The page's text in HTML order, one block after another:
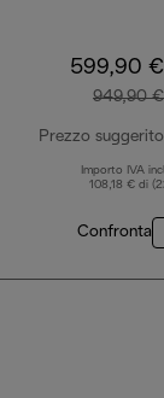
599,90 €
949,90 €
Prezzo suggerito
Importo IVA
108,18 € di
Confronta